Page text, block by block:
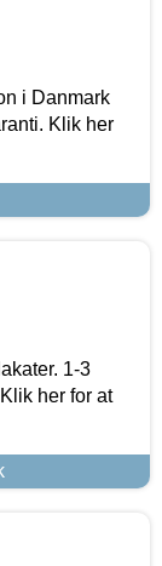
i Danmark
Klik her
1-3
her for at